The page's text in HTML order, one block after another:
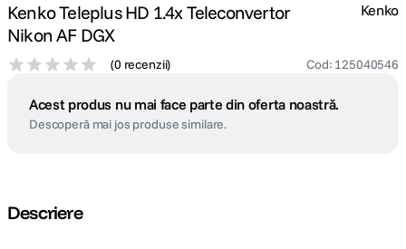
Kenko Teleplus HD 1.4x Teleconvertor
Nikon AF DGX
(0 recenzii) Cod: 125040546
Kenko
Acest produs nu mai face parte din oferta noastră.
Descoperă mai jos produse similare.
Descriere